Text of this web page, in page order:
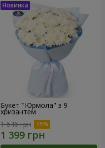
Букет "Юрмола" з 9
хризантем
1 646 грн